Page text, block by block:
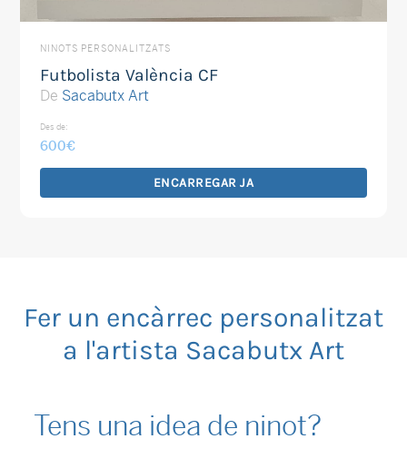
NINOTS PERSONALITZATS
Futbolista València CF
De Sacabutx Art
Des de:
600€
ENCARREGAR JA
Fer un encàrrec personalitzat
a l'artista Sacabutx Art
Tens una idea de ninot?